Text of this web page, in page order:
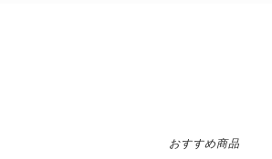
おすすめ商品